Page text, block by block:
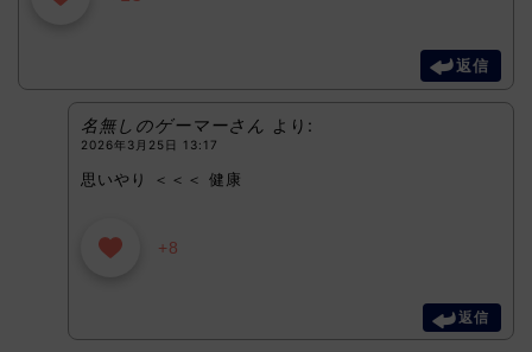
返信
名無しのゲーマーさん より:
2026年3月25日 13:17
思いやり ＜＜＜ 健康
+8
返信